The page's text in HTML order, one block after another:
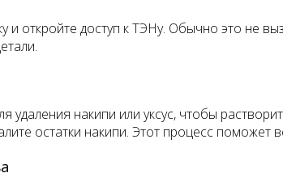
и откройте доступ к ТЭНу. Обычно это не
удаления накипи или уксус, чтобы
остатки накипи. Этот процесс